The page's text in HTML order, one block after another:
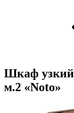
Шкаф узкий
м.2 «Noto»